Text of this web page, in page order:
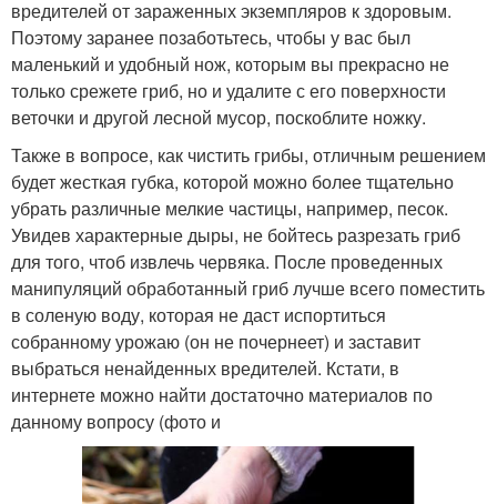
вредителей от зараженных экземпляров к здоровым.
Поэтому заранее позаботьтесь, чтобы у вас был
маленький и удобный нож, которым вы прекрасно не
только срежете гриб, но и удалите с его поверхности
веточки и другой лесной мусор, поскоблите ножку.
Также в вопросе, как чистить грибы, отличным решением
будет жесткая губка, которой можно более тщательно
убрать различные мелкие частицы, например, песок.
Увидев характерные дыры, не бойтесь разрезать гриб
для того, чтоб извлечь червяка. После проведенных
манипуляций обработанный гриб лучше всего поместить
в соленую воду, которая не даст испортиться
собранному урожаю (он не почернеет) и заставит
выбраться ненайденных вредителей. Кстати, в
интернете можно найти достаточно материалов по
данному вопросу (фото и